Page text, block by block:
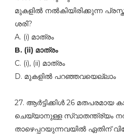
മുകളില്‍ നല്‍കിയിരിക്കുന്ന
ശരി?
A. (i) മാത്രം
B. (ii) മാത്രം
C. (i), (ii) മാത്രം
D. മുകളില്‍ പറഞ്ഞവയെല്ലാം
27. ആര്‍ട്ടിക്കിള്‍ 26
ചെയ്യാനുള്ള സ്വാതന്ത്ര്യം
താഴെപ്പറയുന്നവയില്‍ ഏതിന്‌